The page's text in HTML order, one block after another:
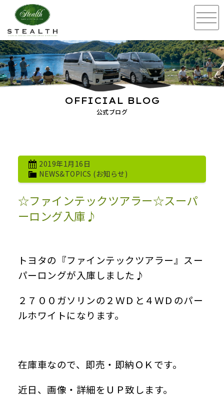
公式ブログ
OFFICIAL BLOG
2019年1月16日
NEWS&TOPICS (お知らせ)
☆ファインテックツアラー☆スーパ
ーロング入庫♪
トヨタの『ファインテックツアラー』スー
パーロングが入庫しました♪
２７００ガソリンの２ＷＤと４ＷＤのパー
ルホワイトになります。
在庫車なので、即売・即納ＯＫです。
近日、画像・詳細をＵＰ致します。